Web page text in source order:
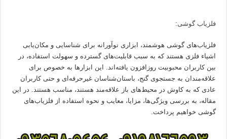
فلزیاب گوشی:
فلزیاب‌های گوشی هوشمند، ابزاری نوآورانه برای شناسایی و مکان‌یابی
اشیاء فلزی هستند که به سبب قابلیت‌های گسترده و سهولت استفاده، در
بین کاربران محبوبیت روزافزون یافته‌اند. این ابزارها به خصوص برای
علاقه‌مندان به جستجوی گنج، باستان‌شناسان غیرحرفه‌ای و حتی کاربران
عادی که به کاوش در محیط‌های باز علاقه‌مند هستند، مناسب هستند. در این
مقاله، به بررسی ویژگی‌ها، مزایا، معایب و نحوه استفاده از فلزیاب‌های
گوشی خواهیم پرداخت.